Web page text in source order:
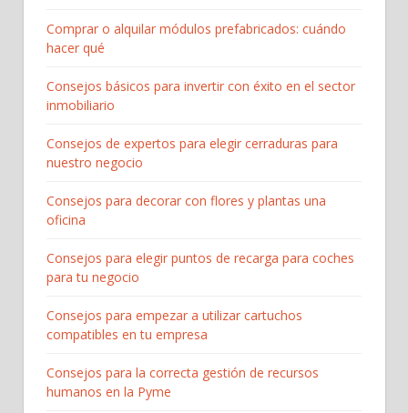
Comprar o alquilar módulos prefabricados: cuándo
hacer qué
Consejos básicos para invertir con éxito en el sector
inmobiliario
Consejos de expertos para elegir cerraduras para
nuestro negocio
Consejos para decorar con flores y plantas una
oficina
Consejos para elegir puntos de recarga para coches
para tu negocio
Consejos para empezar a utilizar cartuchos
compatibles en tu empresa
Consejos para la correcta gestión de recursos
humanos en la Pyme